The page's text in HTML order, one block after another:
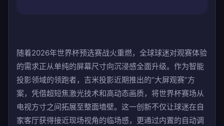
随着2026年世界杯预选赛战火重燃，全球球迷对观赛体验
的需求正从单纯的屏幕尺寸向沉浸感全面升级。作为智能
投影领域的领跑者，吉米投影近期推出的“大屏观赛”方
案，凭借超短焦激光技术和高动态画质，将世界杯赛场从
电视方寸之间拓展至整面墙壁。这一创新不仅让球迷在自
家客厅获得接近现场视角的临场感，更通过内置的自动调